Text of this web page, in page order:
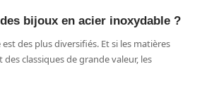
bijoux en acier inoxydable ?
des plus diversifiés. Et si les matières
des classiques de grande valeur, les